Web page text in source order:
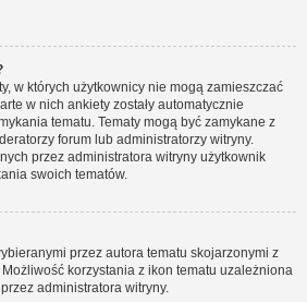
w których użytkownicy nie mogą zamieszczać
w nich ankiety zostały automatycznie
tematu. Tematy mogą być zamykane z
forum lub administratorzy witryny.
przez administratora witryny użytkownik
swoich tematów.
przez autora tematu skojarzonymi z
korzystania z ikon tematu uzależniona
administratora witryny.